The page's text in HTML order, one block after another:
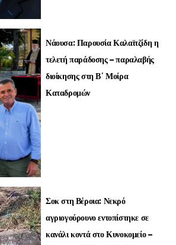
Νάουσα: Παρουσία Καλαϊτζίδη η
τελετή παράδοσης – παραλαβής
διοίκησης στη Β΄ Μοίρα
Καταδρομών
Σοκ στη Βέροια: Νεκρό
αγριογούρουνο εντοπίστηκε σε
κανάλι κοντά στο Κυνοκομείο –